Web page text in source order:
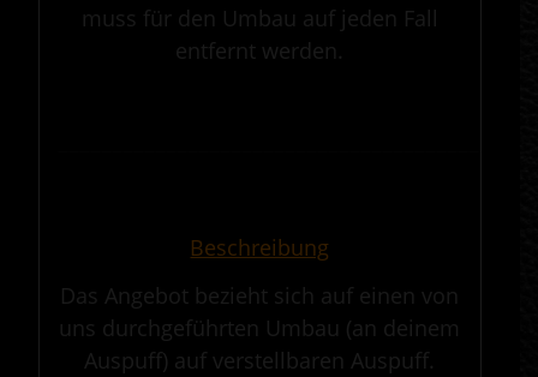
muss für den Umbau auf jeden Fall
entfernt werden.
Beschreibung
Das Angebot bezieht sich auf einen von
uns durchgeführten Umbau (an deinem
Auspuff) auf verstellbaren Auspuff.